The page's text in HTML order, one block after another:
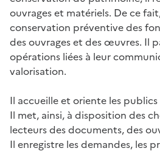
ouvrages et matériels. De ce
conservation préventive des
des ouvrages et des œuvres. Il
opérations liées à leur
valorisation.
Il accueille et oriente les
Il met, ainsi, à disposition des
lecteurs des documents, des
Il enregistre les demandes, les